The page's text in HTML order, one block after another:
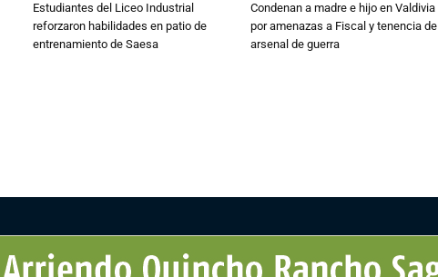
Estudiantes del Liceo Industrial
reforzaron habilidades en patio de
entrenamiento de Saesa
Condenan a madre e hijo en Valdivia
por amenazas a Fiscal y tenencia de
arsenal de guerra